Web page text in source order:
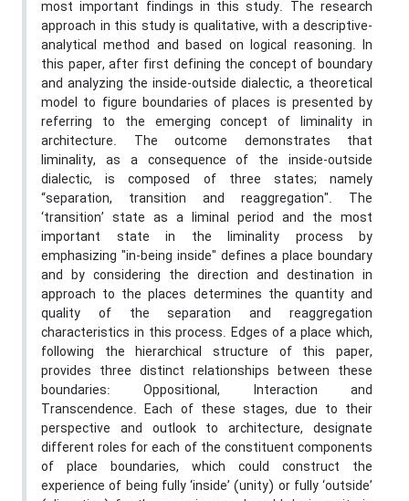
most important findings in this study. The research
approach in this study is qualitative, with a descriptive-
analytical method and based on logical reasoning. In
this paper, after first defining the concept of boundary
and analyzing the inside-outside dialectic, a theoretical
model to figure boundaries of places is presented by
referring to the emerging concept of liminality in
architecture. The outcome demonstrates that
liminality, as a consequence of the inside-outside
dialectic, is composed of three states; namely
“separation, transition and reaggregation". The
‘transition’ state as a liminal period and the most
important state in the liminality process by
emphasizing "in-being inside" defines a place boundary
and by considering the direction and destination in
approach to the places determines the quantity and
quality of the separation and reaggregation
characteristics in this process. Edges of a place which,
following the hierarchical structure of this paper,
provides three distinct relationships between these
boundaries: Oppositional, Interaction and
Transcendence. Each of these stages, due to their
perspective and outlook to architecture, designate
different roles for each of the constituent components
of place boundaries, which could construct the
experience of being fully ‘inside’ (unity) or fully ‘outside’